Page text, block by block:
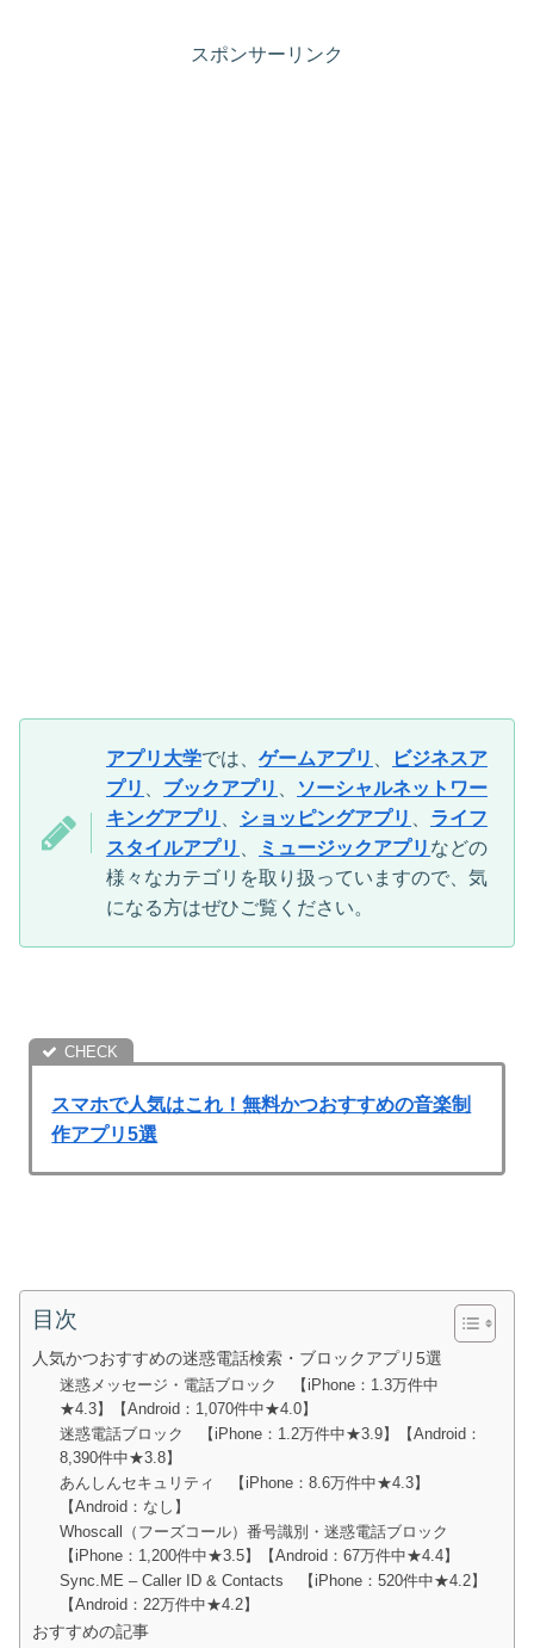
スポンサーリンク
アプリ大学では、 ゲームアプリ 、
ビジネスア
プリ 、 ブックアプリ 、
ソーシャルネットワー
キングアプリ 、 ショッピングアプリ 、 ライフ
スタイルアプリ 、 ミュージックアプリ などの
様々なカテゴリを取り扱っていますので、気
になる方はぜひご覧ください。
スマホで人気はこれ！無料かつおすすめの音楽制
作アプリ5選
目次
人気かつおすすめの迷惑電話検索・ブロックアプリ5選
迷惑メッセージ・電話ブロック 【iPhone：1.3万件中
★4.3】【Android：1,070件中★4.0】
迷惑電話ブロック 【iPhone：1.2万件中★3.9】【Android：
8,390件中★3.8】
あんしんセキュリティ 【iPhone：8.6万件中★4.3】
【Android：なし】
Whoscall（フーズコール）番号識別・迷惑電話ブロック
【iPhone：1,200件中★3.5】【Android：67万件中★4.4】
Sync.ME – Caller ID & Contacts 【iPhone：520件中★4.2】
【Android：22万件中★4.2】
おすすめの記事